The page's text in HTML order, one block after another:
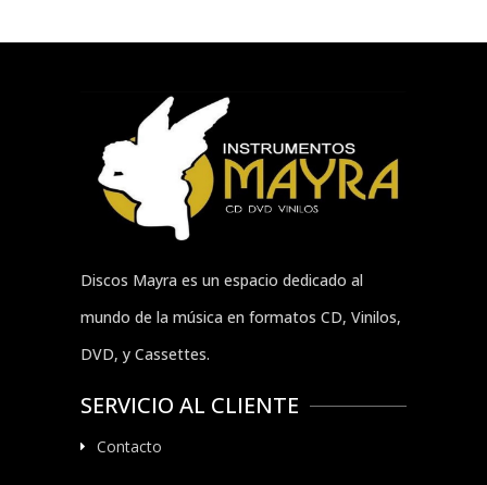
Discos Mayra es un espacio dedicado al
mundo de la música en formatos CD, Vinilos,
DVD, y Cassettes.
SERVICIO AL CLIENTE
Contacto